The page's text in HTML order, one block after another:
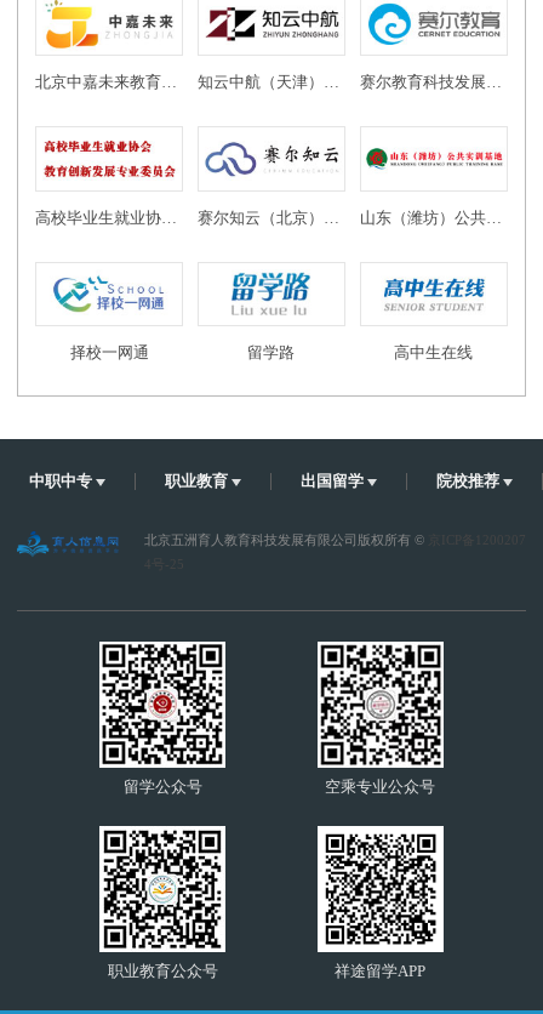
北京中嘉未来教育科技有限公司 知云中航（天津）教育科技有限公司 赛尔教育科技发展有限公司
山东（潍坊）公共实训基地
择校一网通 留学路 高中生在线
中职中专 职业教育 出国留学 院校推荐
北京五洲育人教育科技发展有限公司版权所有 ©
京ICP备1200207
4号-25
空乘专业公众号
留学公众号
祥途留学APP
职业教育公众号